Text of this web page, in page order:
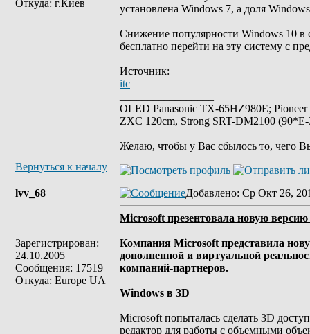
Откуда: г.Киев
установлена Windows 7, а доля
Снижение популярности Windows 10 в
бесплатно перейти на эту систему с
Источник:
itc
OLED Panasonic TX-65HZ980E;
ZXC 120cm, Strong SRT-DM2100
Желаю, чтобы у Вас сбылось то, чего
Вернуться к началу
lvv_68
Зарегистрирован:
24.10.2005
Сообщения: 17519
Откуда: Europe UA
Добавлено: Ср Окт 26,
Microsoft презентовала новую
Компания Microsoft представила
дополненной и виртуальной
компаний-партнеров.
Windows в 3D
Microsoft попыталась сделать 3D
редактор для работы с объемными